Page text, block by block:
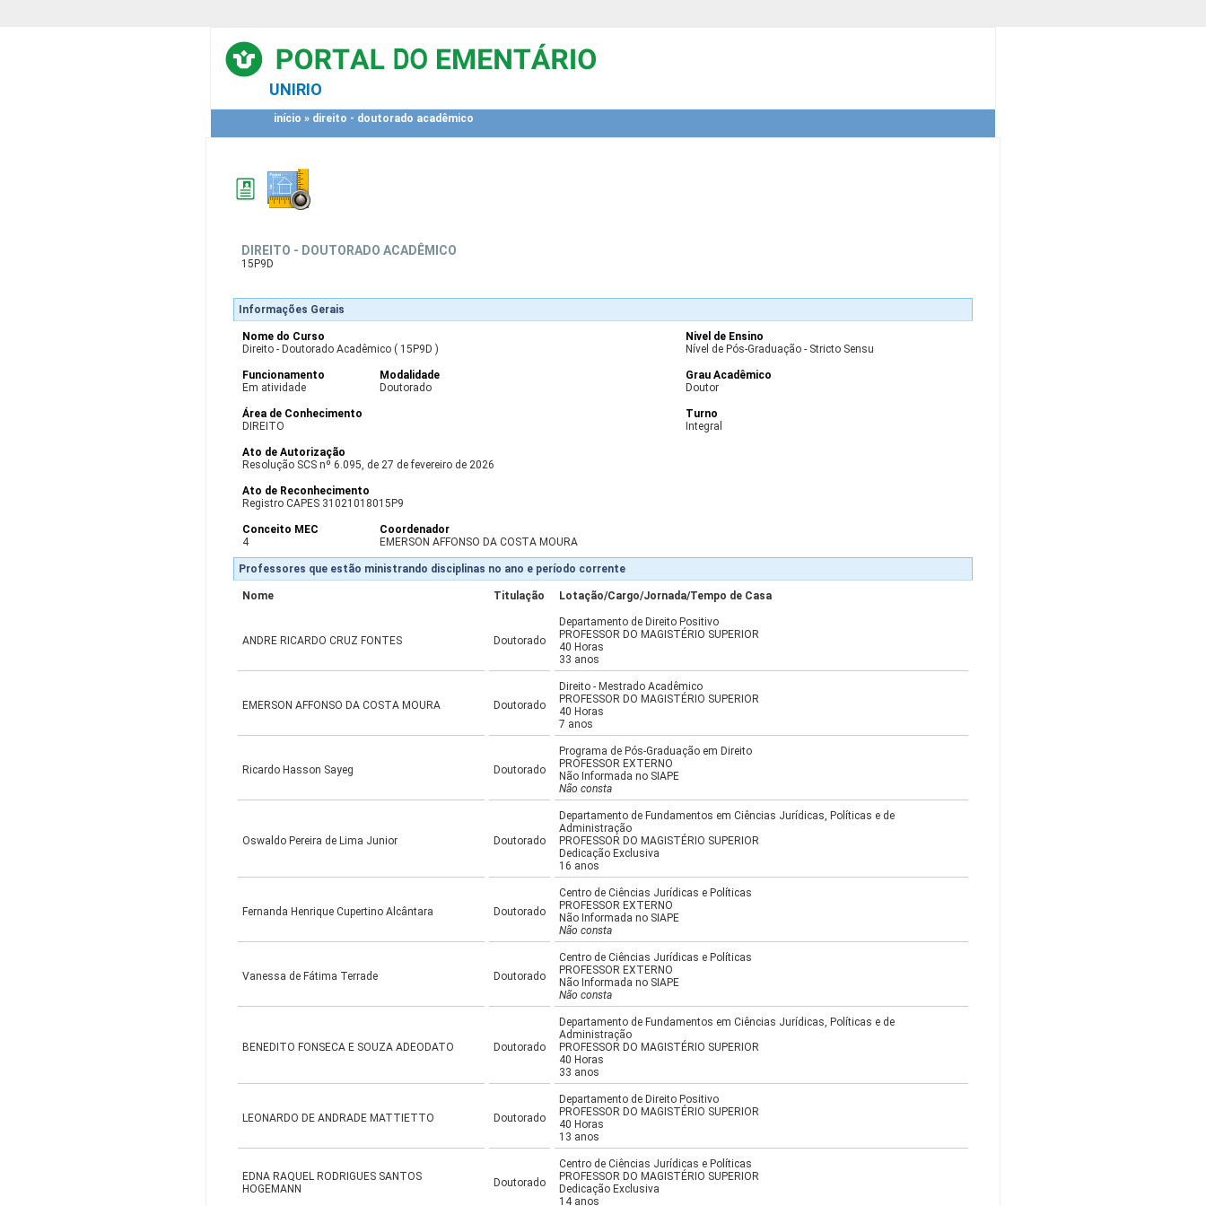
UNIRIO
início » direito - doutorado acadêmico
DIREITO - DOUTORADO ACADÊMICO
15P9D
Informações Gerais
Nome do Curso
Direito - Doutorado Acadêmico ( 15P9D )
Nivel de Ensino
Nível de Pós-Graduação - Stricto Sensu
Funcionamento
Em atividade
Modalidade
Doutorado
Grau Acadêmico
Doutor
Área de Conhecimento
DIREITO
Turno
Integral
Ato de Autorização
Resolução SCS nº 6.095, de 27 de fevereiro de 2026
Ato de Reconhecimento
Registro CAPES 31021018015P9
Conceito MEC
4
Coordenador
EMERSON AFFONSO DA COSTA MOURA
Professores que estão ministrando disciplinas no ano e período corrente
Nome Titulação Lotação/Cargo/Jornada/Tempo de Casa
ANDRE RICARDO CRUZ FONTES Doutorado
Departamento de Direito Positivo
PROFESSOR DO MAGISTÉRIO SUPERIOR
40 Horas
33 anos
EMERSON AFFONSO DA COSTA MOURA Doutorado
Direito - Mestrado Acadêmico
PROFESSOR DO MAGISTÉRIO SUPERIOR
40 Horas
7 anos
Ricardo Hasson Sayeg Doutorado
Programa de Pós-Graduação em Direito
PROFESSOR EXTERNO
Não Informada no SIAPE
Não consta
Oswaldo Pereira de Lima Junior Doutorado
Departamento de Fundamentos em Ciências Jurídicas, Políticas e de
Administração
PROFESSOR DO MAGISTÉRIO SUPERIOR
Dedicação Exclusiva
16 anos
Fernanda Henrique Cupertino Alcântara Doutorado
Centro de Ciências Jurídicas e Políticas
PROFESSOR EXTERNO
Não Informada no SIAPE
Não consta
Vanessa de Fátima Terrade Doutorado
Centro de Ciências Jurídicas e Políticas
PROFESSOR EXTERNO
Não Informada no SIAPE
Não consta
BENEDITO FONSECA E SOUZA ADEODATO Doutorado
Departamento de Fundamentos em Ciências Jurídicas, Políticas e de
Administração
PROFESSOR DO MAGISTÉRIO SUPERIOR
40 Horas
33 anos
LEONARDO DE ANDRADE MATTIETTO Doutorado
Departamento de Direito Positivo
PROFESSOR DO MAGISTÉRIO SUPERIOR
40 Horas
13 anos
EDNA RAQUEL RODRIGUES SANTOS
HOGEMANN
Doutorado
Centro de Ciências Jurídicas e Políticas
PROFESSOR DO MAGISTÉRIO SUPERIOR
Dedicação Exclusiva
14 anos